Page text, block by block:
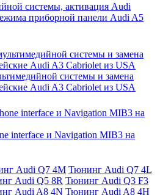
системы, активация Audi
приборной панели Audi A5
системы и замена
Audi A3 Cabriolet из USA
interface и Navigation MIB3 на
Audi Q7 4M Тюнинг Audi Q7 4L
Audi Q5 8R Тюнинг Audi Q3 F3
Audi A8 4N Тюнинг Audi A8 4H